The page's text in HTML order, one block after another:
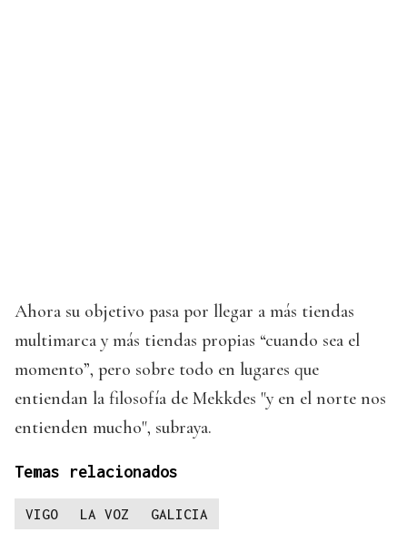
Ahora su objetivo pasa por llegar a más tiendas
multimarca y más tiendas propias “cuando sea el
momento”, pero sobre todo en lugares que
entiendan la filosofía de Mekkdes "y en el norte nos
entienden mucho", subraya.
Temas relacionados
VIGO LA VOZ GALICIA